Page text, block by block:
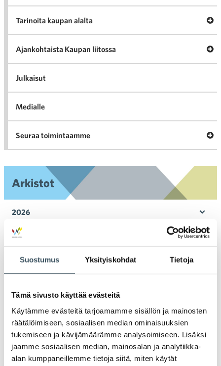
Suostumus Yksityiskohdat Tietoja
Tämä sivusto käyttää evästeitä
Käytämme evästeitä tarjoamamme sisällön ja mainosten
räätälöimiseen, sosiaalisen median ominaisuuksien
tukemiseen ja kävijämäärämme analysoimiseen. Lisäksi
jaamme sosiaalisen median, mainosalan ja analytiikka-
alan kumppaneillemme tietoja siitä, miten käytät
Tarinoita kaupan alalta
Ajankohtaista Kaupan liitossa
Julkaisut
Medialle
Seuraa toimintaamme
Arkistot
2026
2025
2024
2022
2021
2020